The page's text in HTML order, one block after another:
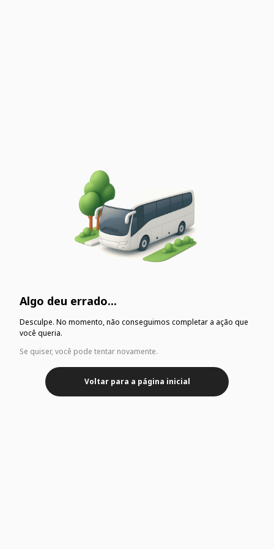
Algo deu errado...
Desculpe. No momento, não conseguimos completar a ação que
você queria.
Se quiser, você pode tentar novamente.
Voltar para a página inicial